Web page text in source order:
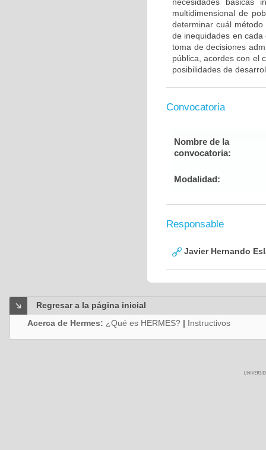
multidimensional de
determinar cuál
de inequidades en
toma de decisiones
pública, acordes con el
posibilidades de
Convocatoria
Nombre de la
convocatoria:
Modalidad:
Responsable
Javier Hernando
Regresar a la página inicial
Acerca de Hermes: ¿Qué es HERMES? | Instructivos